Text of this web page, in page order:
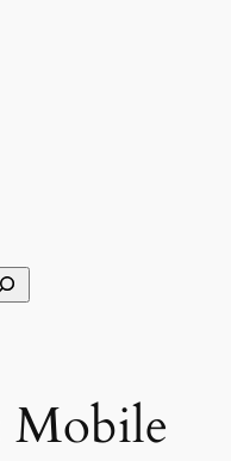
Mobile